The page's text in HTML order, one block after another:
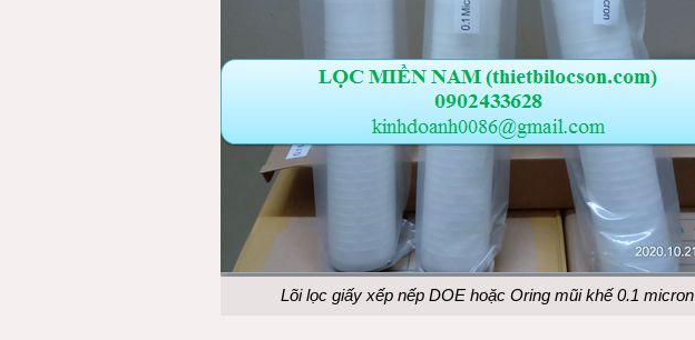
Lõi lọc giấy xếp nếp DOE hoặc Oring mũi khế 0.1 micron